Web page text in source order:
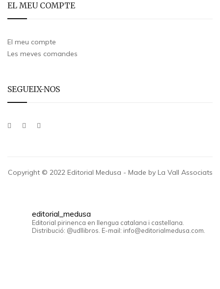
EL MEU COMPTE
El meu compte
Les meves comandes
SEGUEIX-NOS
Copyright © 2022 Editorial Medusa - Made by La Vall Associats
editorial_medusa
Editorial pirinenca en llengua catalana i castellana.
Distribució: @udllibros. E-mail: info@editorialmedusa.com.